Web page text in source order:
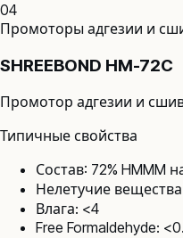
04
Промоторы адгезии и
SHREEBOND HM-72C
Промотор адгезии и
Типичные свойства
Состав: 72% HMMM
Нелетучие
Влага: <4
Free Formaldehyde: